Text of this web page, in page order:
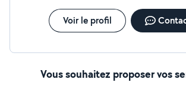
Voir le profil
Vous souhaitez proposer vos